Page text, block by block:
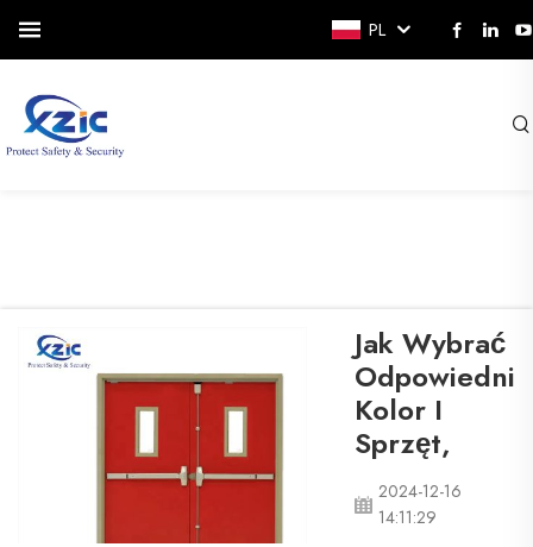
PL
Jak Wybrać
Odpowiedni
Kolor I
Sprzęt,
2024-12-16
14:11:29